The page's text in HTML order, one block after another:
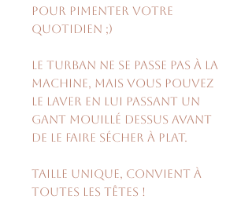
pour pimenter votre
quotidien ;)
Le turban ne se passe pas à la
machine, mais vous pouvez
le laver en lui passant un
gant mouillé dessus avant
de le faire sécher à plat.
Taille unique, convient à
toutes les têtes !